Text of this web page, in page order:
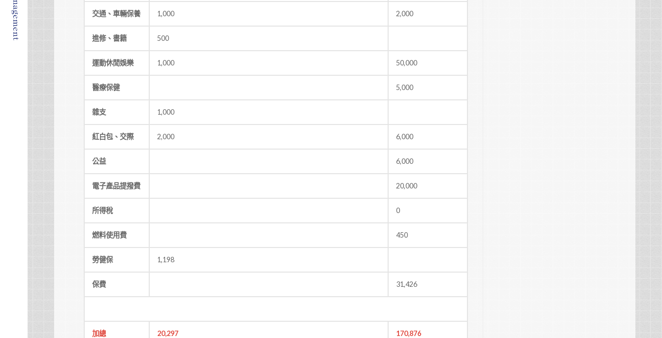
交通、車輛保養 1,000 2,000
進修、書籍 500
運動休閒娛樂 1,000 50,000
醫療保健 5,000
雜支 1,000
紅白包、交際 2,000 6,000
公益 6,000
電子產品提撥費 20,000
所得稅 0
燃料使用費 450
勞健保 1,198
保費 31,426
加總 20,297 170,876